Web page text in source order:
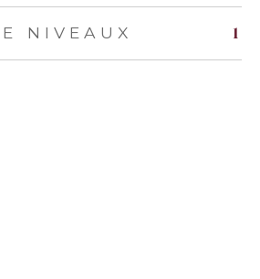
NIVEAUX 1